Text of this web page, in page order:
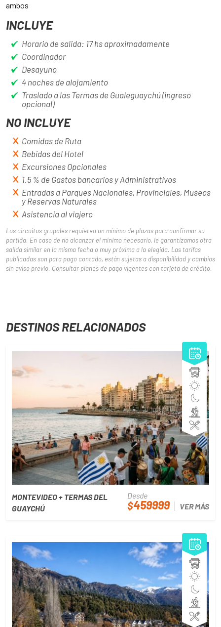
ambos
INCLUYE
Horario de salida: 17 hs aproximadamente
Coordinador
Desayuno
4 noches de alojamiento
Traslado a las Termas de Gualeguaychú (ingreso
opcional)
NO INCLUYE
Comidas de Ruta
Bebidas del Hotel
Excursiones Opcionales
1.5 % de Gastos bancarios y Administrativos
Entradas a Parques Nacionales, Provinciales, Museos
y Reservas Naturales
Asistencia al viajero
Los circuitos grupales requieren un mínimo de plazas para confirmar su
partida. En caso de no alcanzar el mínimo necesario, le garantizamos otra
salida similar en la misma fecha o muy próxima a la elegida. Las tarifas
publicadas son para pago contado, están sujetas a disponibilidad y cambios
sin aviso previo. Consultar planes de pago vigentes con tarjeta de crédito.
DESTINOS RELACIONADOS
MONTEVIDEO + TERMAS DEL
GUAYCHÚ
Desde
$459999 VER MÁS